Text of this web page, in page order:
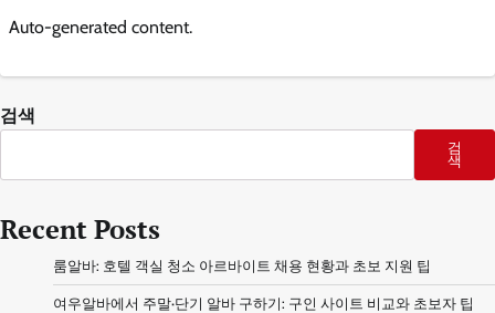
Auto-generated content.
검색
검
색
Recent Posts
룸알바: 호텔 객실 청소 아르바이트 채용 현황과 초보 지원 팁
여우알바에서 주말·단기 알바 구하기: 구인 사이트 비교와 초보자 팁